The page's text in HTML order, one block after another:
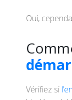
Oui,
Vérifiez si